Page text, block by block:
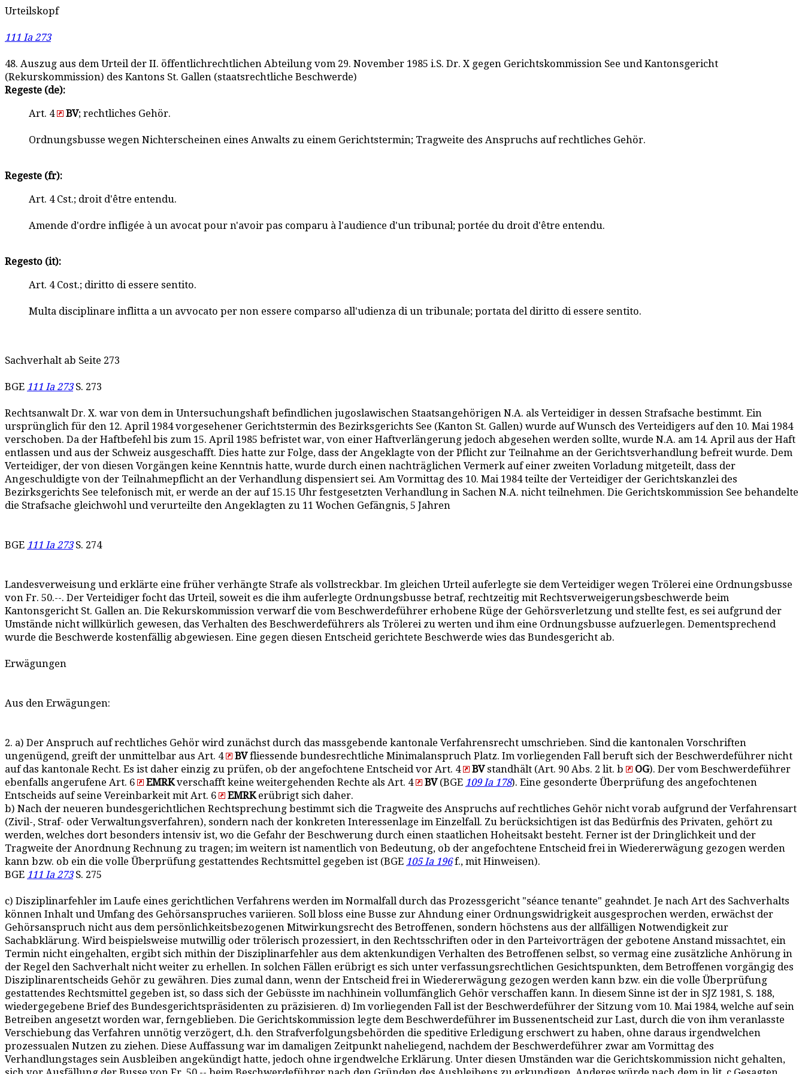
Urteilskopf
111 Ia 273
48. Auszug aus dem Urteil der II. öffentlichrechtlichen Abteilung vom 29. November 1985 i.S. Dr. X gegen Gerichtskommission See und Kantonsgericht
(Rekurskommission) des Kantons St. Gallen (staatsrechtliche Beschwerde)
Regeste (de):
Art. 4 BV; rechtliches Gehör.
Ordnungsbusse wegen Nichterscheinen eines Anwalts zu einem Gerichtstermin; Tragweite des Anspruchs auf rechtliches Gehör.
Regeste (fr):
Art. 4 Cst.; droit d'être entendu.
Amende d'ordre infligée à un avocat pour n'avoir pas comparu à l'audience d'un tribunal; portée du droit d'être entendu.
Regesto (it):
Art. 4 Cost.; diritto di essere sentito.
Multa disciplinare inflitta a un avvocato per non essere comparso all'udienza di un tribunale; portata del diritto di essere sentito.
Sachverhalt ab Seite 273
BGE 111 Ia 273S. 273
Rechtsanwalt Dr. X. war von dem in Untersuchungshaft befindlichen jugoslawischen Staatsangehörigen N.A. als Verteidiger in dessen Strafsache bestimmt. Ein
ursprünglich für den 12. April 1984 vorgesehener Gerichtstermin des Bezirksgerichts See (Kanton St. Gallen) wurde auf Wunsch des Verteidigers auf den 10. Mai 1984
verschoben. Da der Haftbefehl bis zum 15. April 1985 befristet war, von einer Haftverlängerung jedoch abgesehen werden sollte, wurde N.A. am 14. April aus der Haft
entlassen und aus der Schweiz ausgeschafft. Dies hatte zur Folge, dass der Angeklagte von der Pflicht zur Teilnahme an der Gerichtsverhandlung befreit wurde. Dem
Verteidiger, der von diesen Vorgängen keine Kenntnis hatte, wurde durch einen nachträglichen Vermerk auf einer zweiten Vorladung mitgeteilt, dass der
Angeschuldigte von der Teilnahmepflicht an der Verhandlung dispensiert sei. Am Vormittag des 10. Mai 1984 teilte der Verteidiger der Gerichtskanzlei des
Bezirksgerichts See telefonisch mit, er werde an der auf 15.15 Uhr festgesetzten Verhandlung in Sachen N.A. nicht teilnehmen. Die Gerichtskommission See behandelte
die Strafsache gleichwohl und verurteilte den Angeklagten zu 11 Wochen Gefängnis, 5 Jahren
BGE 111 Ia 273S. 274
Landesverweisung und erklärte eine früher verhängte Strafe als vollstreckbar. Im gleichen Urteil auferlegte sie dem Verteidiger wegen Trölerei eine Ordnungsbusse
von Fr. 50.--. Der Verteidiger focht das Urteil, soweit es die ihm auferlegte Ordnungsbusse betraf, rechtzeitig mit Rechtsverweigerungsbeschwerde beim
Kantonsgericht St. Gallen an. Die Rekurskommission verwarf die vom Beschwerdeführer erhobene Rüge der Gehörsverletzung und stellte fest, es sei aufgrund der
Umstände nicht willkürlich gewesen, das Verhalten des Beschwerdeführers als Trölerei zu werten und ihm eine Ordnungsbusse aufzuerlegen. Dementsprechend
wurde die Beschwerde kostenfällig abgewiesen. Eine gegen diesen Entscheid gerichtete Beschwerde wies das Bundesgericht ab.
Erwägungen
Aus den Erwägungen:
2. a) Der Anspruch auf rechtliches Gehör wird zunächst durch das massgebende kantonale Verfahrensrecht umschrieben. Sind die kantonalen Vorschriften
ungenügend, greift der unmittelbar aus Art. 4
BVfliessende bundesrechtliche Minimalanspruch Platz. Im vorliegenden Fall beruft sich der Beschwerdeführer nicht
auf das kantonale Recht. Es ist daher einzig zu prüfen, ob der angefochtene Entscheid vor Art. 4
BVstandhält (Art. 90 Abs. 2 lit. b OG). Der vom Beschwerdeführer
ebenfalls angerufene Art. 6
EMRKverschafft keine weitergehenden Rechte als Art. 4 BV(BGE 109 Ia 178). Eine gesonderte Überprüfung des angefochtenen
Entscheids auf seine Vereinbarkeit mit Art. 6
EMRKerübrigt sich daher.
b) Nach der neueren bundesgerichtlichen Rechtsprechung bestimmt sich die Tragweite des Anspruchs auf rechtliches Gehör nicht vorab aufgrund der Verfahrensart
(Zivil-, Straf- oder Verwaltungsverfahren), sondern nach der konkreten Interessenlage im Einzelfall. Zu berücksichtigen ist das Bedürfnis des Privaten, gehört zu
werden, welches dort besonders intensiv ist, wo die Gefahr der Beschwerung durch einen staatlichen Hoheitsakt besteht. Ferner ist der Dringlichkeit und der
Tragweite der Anordnung Rechnung zu tragen; im weitern ist namentlich von Bedeutung, ob der angefochtene Entscheid frei in Wiedererwägung gezogen werden
kann bzw. ob ein die volle Überprüfung gestattendes Rechtsmittel gegeben ist (BGE 105 Ia 196f., mit Hinweisen).
BGE 111 Ia 273S. 275
c) Disziplinarfehler im Laufe eines gerichtlichen Verfahrens werden im Normalfall durch das Prozessgericht "séance tenante" geahndet. Je nach Art des Sachverhalts
können Inhalt und Umfang des Gehörsanspruches variieren. Soll bloss eine Busse zur Ahndung einer Ordnungswidrigkeit ausgesprochen werden, erwächst der
Gehörsanspruch nicht aus dem persönlichkeitsbezogenen Mitwirkungsrecht des Betroffenen, sondern höchstens aus der allfälligen Notwendigkeit zur
Sachabklärung. Wird beispielsweise mutwillig oder trölerisch prozessiert, in den Rechtsschriften oder in den Parteivorträgen der gebotene Anstand missachtet, ein
Termin nicht eingehalten, ergibt sich mithin der Disziplinarfehler aus dem aktenkundigen Verhalten des Betroffenen selbst, so vermag eine zusätzliche Anhörung in
der Regel den Sachverhalt nicht weiter zu erhellen. In solchen Fällen erübrigt es sich unter verfassungsrechtlichen Gesichtspunkten, dem Betroffenen vorgängig des
Disziplinarentscheids Gehör zu gewähren. Dies zumal dann, wenn der Entscheid frei in Wiedererwägung gezogen werden kann bzw. ein die volle Überprüfung
gestattendes Rechtsmittel gegeben ist, so dass sich der Gebüsste im nachhinein vollumfänglich Gehör verschaffen kann. In diesem Sinne ist der in SJZ 1981, S. 188,
wiedergegebene Brief des Bundesgerichtspräsidenten zu präzisieren. d) Im vorliegenden Fall ist der Beschwerdeführer der Sitzung vom 10. Mai 1984, welche auf sein
Betreiben angesetzt worden war, ferngeblieben. Die Gerichtskommission legte dem Beschwerdeführer im Bussenentscheid zur Last, durch die von ihm veranlasste
Verschiebung das Verfahren unnötig verzögert, d.h. den Strafverfolgungsbehörden die speditive Erledigung erschwert zu haben, ohne daraus irgendwelchen
prozessualen Nutzen zu ziehen. Diese Auffassung war im damaligen Zeitpunkt naheliegend, nachdem der Beschwerdeführer zwar am Vormittag des
Verhandlungstages sein Ausbleiben angekündigt hatte, jedoch ohne irgendwelche Erklärung. Unter diesen Umständen war die Gerichtskommission nicht gehalten,